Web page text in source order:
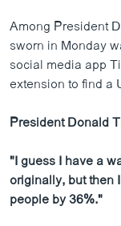
Among President
sworn in Monday
social media app
extension to find a
President Donald
"I guess I have a
originally, but then
people by 36%."